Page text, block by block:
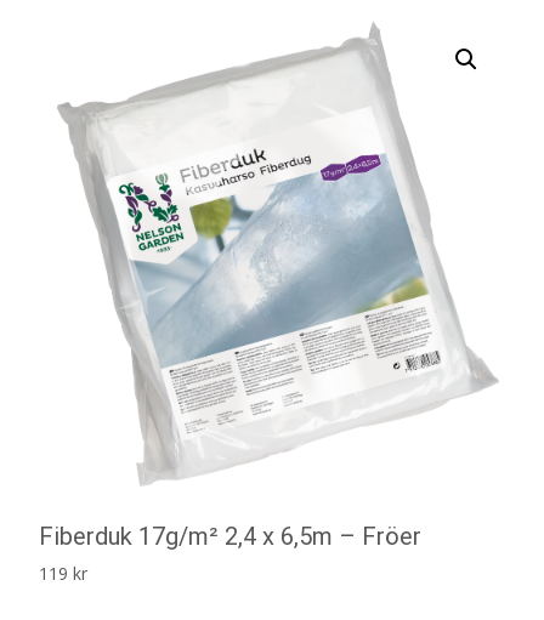
Fiberduk 17g/m² 2,4 x 6,5m – Fröer
119 kr